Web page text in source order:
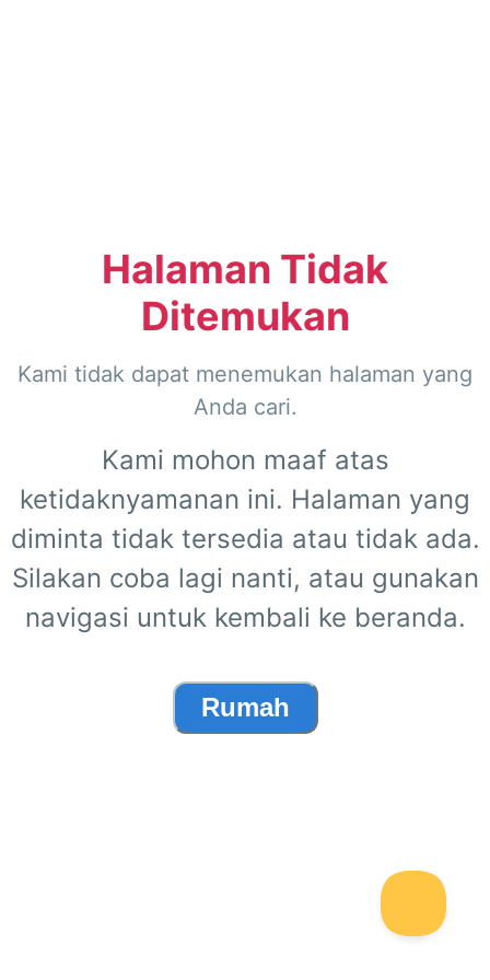
Halaman Tidak
Ditemukan
Kami tidak dapat menemukan halaman yang
Anda cari.
Kami mohon maaf atas
ketidaknyamanan ini. Halaman yang
diminta tidak tersedia atau tidak ada.
Silakan coba lagi nanti, atau gunakan
navigasi untuk kembali ke beranda.
Rumah